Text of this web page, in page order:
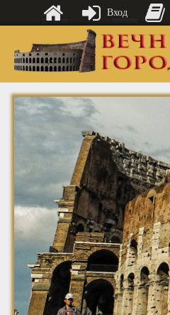
Вход